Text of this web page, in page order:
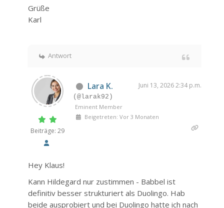
Grüße
Karl
Antwort
Beiträge: 29
Lara K. Juni 13, 2026 2:34 p.m.
(@larak92)
Eminent Member
Beigetreten: Vor 3 Monaten
Hey Klaus!
Kann Hildegard nur zustimmen - Babbel ist
definitiv besser strukturiert als Duolingo. Hab
beide ausprobiert und bei Duolingo hatte ich nach